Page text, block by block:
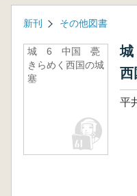
新刊 その他図書
城 6 中国 甍
きらめく西国の城
塞
西
平